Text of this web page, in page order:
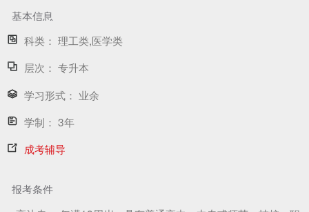
基本信息
科类： 理工类,医学类
层次： 专升本
学习形式： 业余
学制： 3年
成考辅导
报考条件